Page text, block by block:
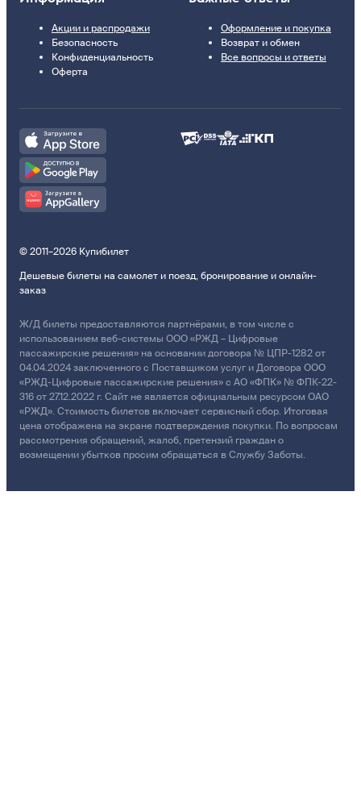
Акции и распродажи
Безопасность
Конфиденциальность
Оферта
Оформление и покупка
Возврат и обмен
Все вопросы и ответы
© 2011–2026 Купибилет
Дешевые билеты на самолет и поезд, бронирование и онлайн-
заказ
Ж/Д билеты предоставляются партнёрами, в том числе с
использованием веб-системы ООО «РЖД – Цифровые
пассажирские решения» на основании договора № ЦПР-1282 от
04.04.2024 заключенного с Поставщиком услуг и Договора ООО
«РЖД-Цифровые пассажирские решения» с АО «ФПК» № ФПК-22-
316 от 27.12.2022 г. Сайт не является официальным ресурсом ОАО
«РЖД». Стоимость билетов включает сервисный сбор. Итоговая
цена отображена на экране подтверждения покупки. По вопросам
рассмотрения обращений, жалоб, претензий граждан о
возмещении убытков просим обращаться в Службу Заботы.